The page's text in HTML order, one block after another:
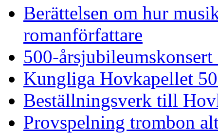
Berättelsen om hur
romanförfattare
500-
Kungliga Hovkapellet
Beställningsverk till
Provspelning trombon